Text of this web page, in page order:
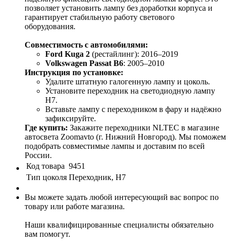
позволяет установить лампу без доработки корпуса и
гарантирует стабильную работу светового
оборудования.
Совместимость с автомобилями:
Ford Kuga 2 (рестайлинг): 2016–2019
Volkswagen Passat B6: 2005–2010
Инструкция по установке:
Удалите штатную галогенную лампу и цоколь.
Установите переходник на светодиодную лампу
H7.
Вставьте лампу с переходником в фару и надёжно
зафиксируйте.
Где купить: Закажите переходники NLTEC в магазине
автосвета Zoomavto (г. Нижний Новгород). Мы поможем
подобрать совместимые лампы и доставим по всей
России.
Код товара 9451
Тип цоколя Переходник, H7
Вы можете задать любой интересующий вас вопрос по
товару или работе магазина.
Наши квалифицированные специалисты обязательно
вам помогут.